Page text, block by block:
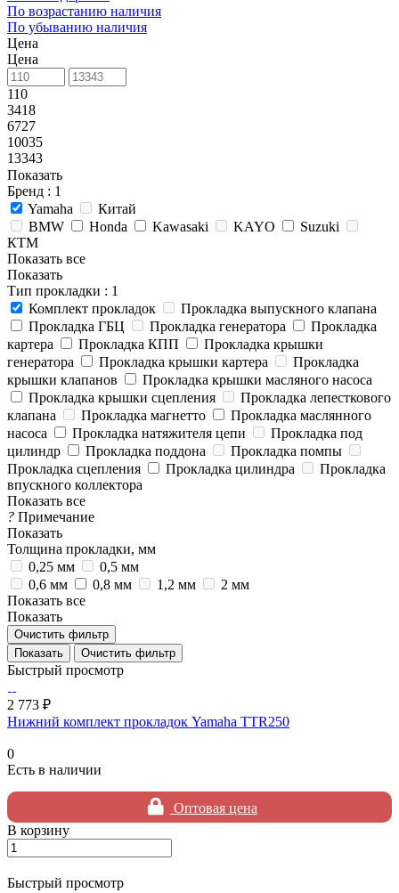
По возрастанию наличия
По убыванию наличия
Цена
Цена
110
3418
6727
10035
13343
Показать
Бренд : 1
Yamaha
Китай
BMW
Honda Kawasaki KAYO
Suzuki
КТМ
Показать все
Показать
Тип прокладки : 1
Комплект прокладок
Прокладка выпускного клапана
Прокладка ГБЦ
Прокладка генератора
Прокладка
картера
Прокладка КПП
Прокладка крышки
генератора
Прокладка крышки картера
Прокладка
крышки клапанов
Прокладка крышки масляного насоса
Прокладка крышки сцепления
Прокладка лепесткового
клапана
Прокладка магнетто
Прокладка маслянного
насоса
Прокладка натяжителя цепи
Прокладка под
цилиндр
Прокладка поддона
Прокладка помпы
Прокладка сцепления
Прокладка цилиндра
Прокладка
впускного коллектора
Показать все
? Примечание
Показать
Толщина прокладки, мм
0,25 мм
0,5 мм
0,6 мм
0,8 мм 1,2 мм
2 мм
Показать все
Показать
Очистить фильтр
Очистить фильтр
Быстрый просмотр
2 773 ₽
Нижний комплект прокладок Yamaha TTR250
0
Есть в наличии
Оптовая цена
В корзину
Быстрый просмотр